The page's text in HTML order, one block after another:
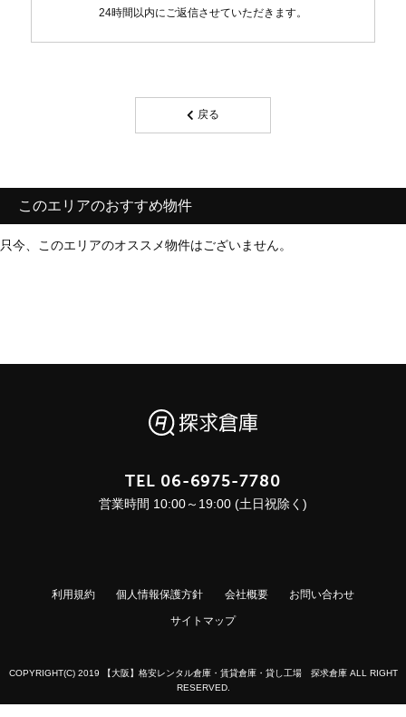
24時間以内にご返信させていただきます。
戻る
このエリアのおすすめ物件
只今、このエリアのオススメ物件はございません。
TEL 06-6975-7780
営業時間 10:00～19:00 (土日祝除く)
利用規約 個人情報保護方針 会社概要 お問い合わせ
サイトマップ
COPYRIGHT(C) 2019 【大阪】格安レンタル倉庫・賃貸倉庫・貸し工場 探求倉庫 ALL RIGHT
RESERVED.